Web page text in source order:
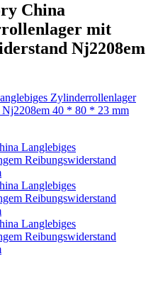
China
mit
Nj2208em